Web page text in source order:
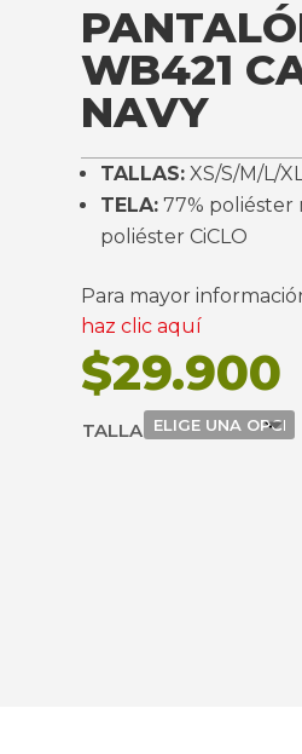
WB421
NAVY
TALLAS: XS/S/M/L/
TELA: 77% poliéster
poliéster CiCLO
Para mayor
haz clic aquí
$29.900
TALLA